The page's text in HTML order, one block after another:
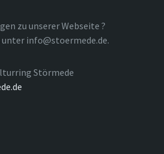
zu unserer Webseite ?
info@stoermede.de.
Störmede